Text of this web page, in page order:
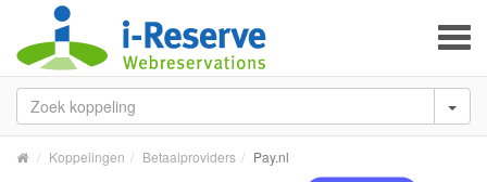
Koppelingen Betaalproviders Pay.nl